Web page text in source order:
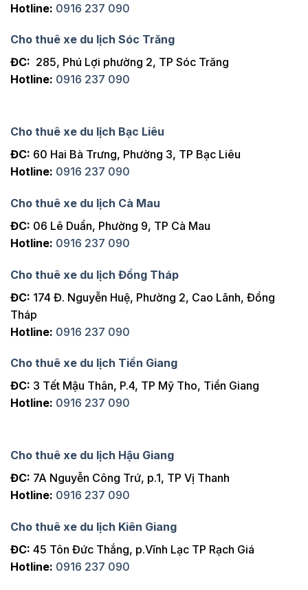
Hotline: 0916 237 090
Cho thuê xe du lịch Sóc Trăng
ĐC: 285, Phú Lợi phường 2, TP Sóc Trăng
Hotline: 0916 237 090
Cho thuê xe du lịch Bạc Liêu
ĐC: 60 Hai Bà Trưng, Phường 3, TP Bạc Liêu
Hotline: 0916 237 090
Cho thuê xe du lịch Cà Mau
ĐC: 06 Lê Duẩn, Phường 9, TP Cà Mau
Hotline: 0916 237 090
Cho thuê xe du lịch Đồng Tháp
ĐC: 174 Đ. Nguyễn Huệ, Phường 2, Cao Lãnh, Đồng
Tháp
Hotline: 0916 237 090
Cho thuê xe du lịch Tiền Giang
ĐC: 3 Tết Mậu Thân, P.4, TP Mỹ Tho, Tiền Giang
Hotline: 0916 237 090
Cho thuê xe du lịch Hậu Giang
ĐC: 7A Nguyễn Công Trứ, p.1, TP Vị Thanh
Hotline: 0916 237 090
Cho thuê xe du lịch Kiên Giang
ĐC: 45 Tôn Đức Thắng, p.Vĩnh Lạc TP Rạch Giá
Hotline: 0916 237 090